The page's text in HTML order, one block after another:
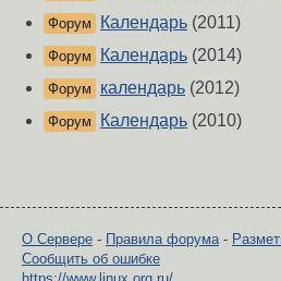
Форум Календарь (2011)
Форум Календарь (2014)
Форум календарь (2012)
Форум Календарь (2010)
О Сервере - Правила форума -
Сообщить об ошибке